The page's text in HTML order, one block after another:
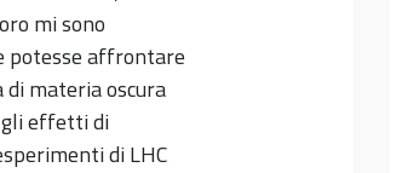
mi sono
potesse affrontare
materia oscura
gli effetti di
di LHC